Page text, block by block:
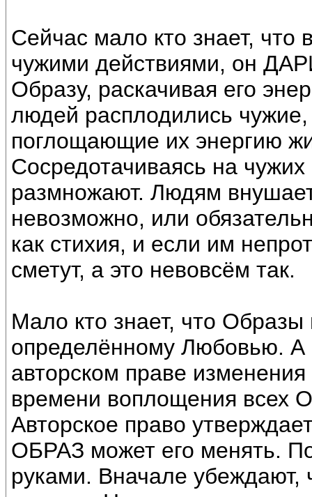
Сейчас мало кто знает,
чужими действиями, он
Образу, раскачивая его
людей расплодились
поглощающие их энергию
Сосредотачиваясь на
размножают. Людям
невозможно, или
как стихия, и если им
сметут, а это невовсём так.
Мало кто знает, что Образы
определённому Любовью. А
авторском праве
времени воплощения всех
Авторское право
ОБРАЗ может его менять.
руками. Вначале убеждают,